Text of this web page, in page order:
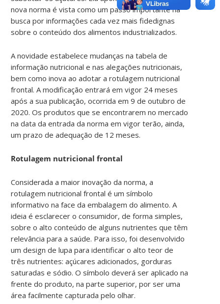
nova norma é vista como um passo importante na
busca por informações cada vez mais fidedignas
sobre o conteúdo dos alimentos industrializados.
A novidade estabelece mudanças na tabela de
informação nutricional e nas alegações nutricionais,
bem como inova ao adotar a rotulagem nutricional
frontal. A modificação entrará em vigor 24 meses
após a sua publicação, ocorrida em 9 de outubro de
2020. Os produtos que se encontrarem no mercado
na data da entrada da norma em vigor terão, ainda,
um prazo de adequação de 12 meses.
Rotulagem nutricional frontal
Considerada a maior inovação da norma, a
rotulagem nutricional frontal é um símbolo
informativo na face da embalagem do alimento. A
ideia é esclarecer o consumidor, de forma simples,
sobre o alto conteúdo de alguns nutrientes que têm
relevância para a saúde. Para isso, foi desenvolvido
um design de lupa para identificar o alto teor de
três nutrientes: açúcares adicionados, gorduras
saturadas e sódio. O símbolo deverá ser aplicado na
frente do produto, na parte superior, por ser uma
área facilmente capturada pelo olhar.